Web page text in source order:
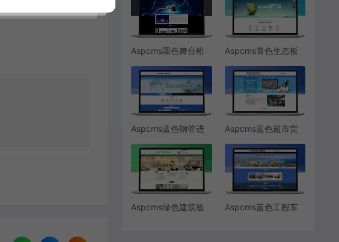
Aspcms黑色舞台桁
Aspcms青色生态板
Aspcms蓝色钢管进
Aspcms蓝色超市货
Aspcms绿色建筑板
Aspcms蓝色工程车